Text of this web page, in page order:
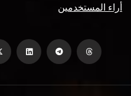
أراء المستخدمين